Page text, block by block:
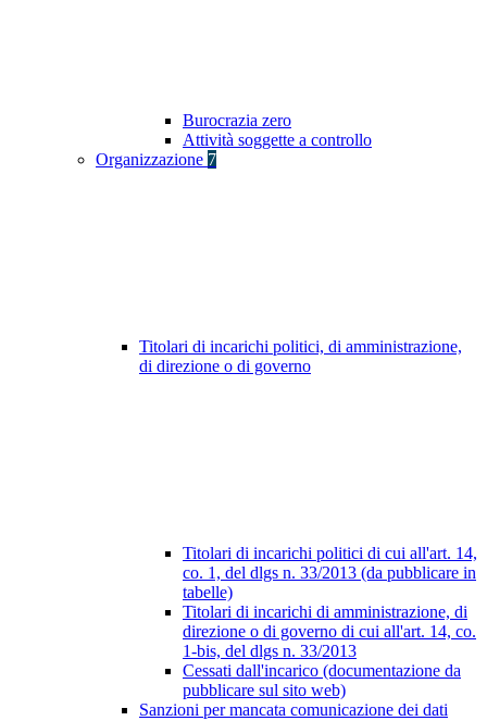
Burocrazia zero
Attività soggette a controllo
Organizzazione 7
Titolari di incarichi politici, di amministrazione,
di direzione o di governo
Titolari di incarichi politici di cui all'art. 14,
co. 1, del dlgs n. 33/2013 (da pubblicare in
tabelle)
Titolari di incarichi di amministrazione, di
direzione o di governo di cui all'art. 14, co.
1-bis, del dlgs n. 33/2013
Cessati dall'incarico (documentazione da
pubblicare sul sito web)
Sanzioni per mancata comunicazione dei dati